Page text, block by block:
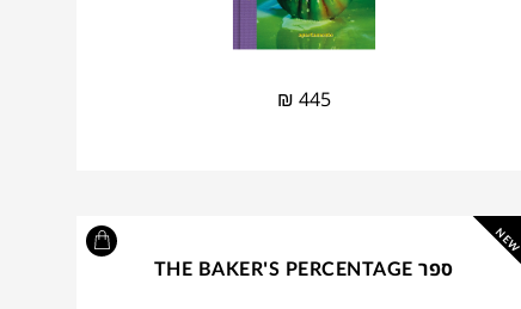
₪ 445
NEW
ספר THE BAKER'S PERCENTAGE